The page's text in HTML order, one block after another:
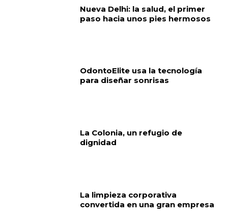
Nueva Delhi: la salud, el primer
paso hacia unos pies hermosos
OdontoElite usa la tecnología
para diseñar sonrisas
La Colonia, un refugio de
dignidad
La limpieza corporativa
convertida en una gran empresa